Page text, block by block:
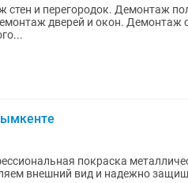
и перегородок. Демонтаж
дверей и окон. Демонтаж
внешний вид и надежно